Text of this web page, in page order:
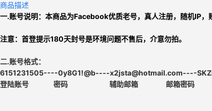
商品描述
一.账号说明：本商品为Facebook优质老号， 真人注册， 随机IP，
注意： 首登提示180天封号是环境问题不售后，介意勿拍。
二.账号格式：
6151231505----0y8G1!@b----x2jsta@hotmail.com----
登陆账号 密码 辅助邮箱 邮箱密码